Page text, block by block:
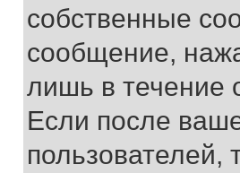
собственные
сообщение,
лишь в течение
Если после
пользователей,